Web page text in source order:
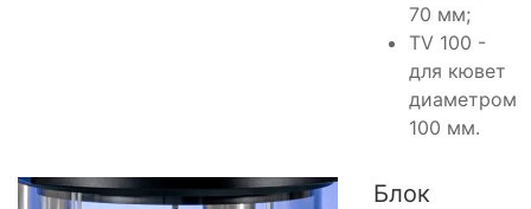
70 мм;
TV 100 -
для кювет
диаметром
100 мм.
Блок